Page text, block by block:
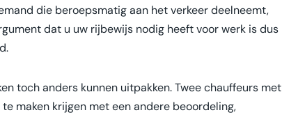
die beroepsmatig aan het verkeer deelneemt,
dat u uw rijbewijs nodig heeft voor werk is dus
toch anders kunnen uitpakken. Twee chauffeurs met
maken krijgen met een andere beoordeling,